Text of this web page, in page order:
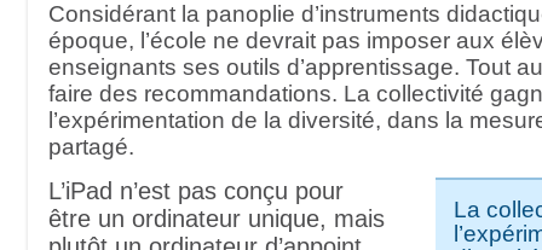
Considérant la panoplie d’instruments
époque, l’école ne devrait pas imposer aux
enseignants ses outils d’apprentissage. Tout
faire des recommandations. La collectivité
l’expérimentation de la diversité, dans la
partagé.
La
L’iPad n’est pas conçu pour
être un ordinateur unique, mais